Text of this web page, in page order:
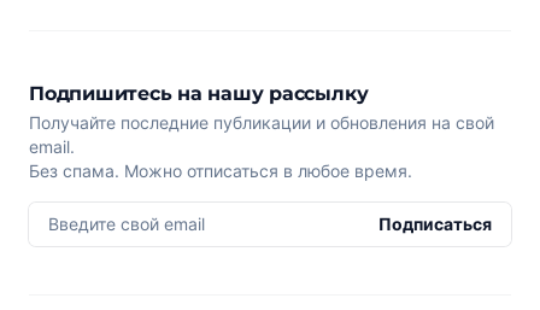
Подпишитесь на нашу рассылку
Получайте последние публикации и обновления на свой
email.
Без спама. Можно отписаться в любое время.
Введите свой email Подписаться